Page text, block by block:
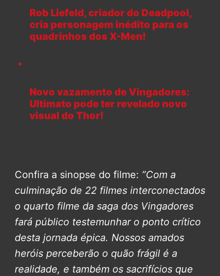
Rob Liefeld, criador do Deadpool,
cria personagem inédito para os
quadrinhos dos X-Men!
Novo vazamento de Vingadores:
Ultimato pode ter revelado novo
visual do Thor!
Confira a sinopse do filme: ”Com a
culminação de 22 filmes interconectados
o quarto filme da saga dos Vingadores
fará público testemunhar o ponto crítico
desta jornada épica. Nossos amados
heróis perceberão o quão frágil é a
realidade, e também os sacrifícios que